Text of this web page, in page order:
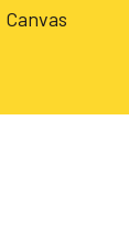
Canvas